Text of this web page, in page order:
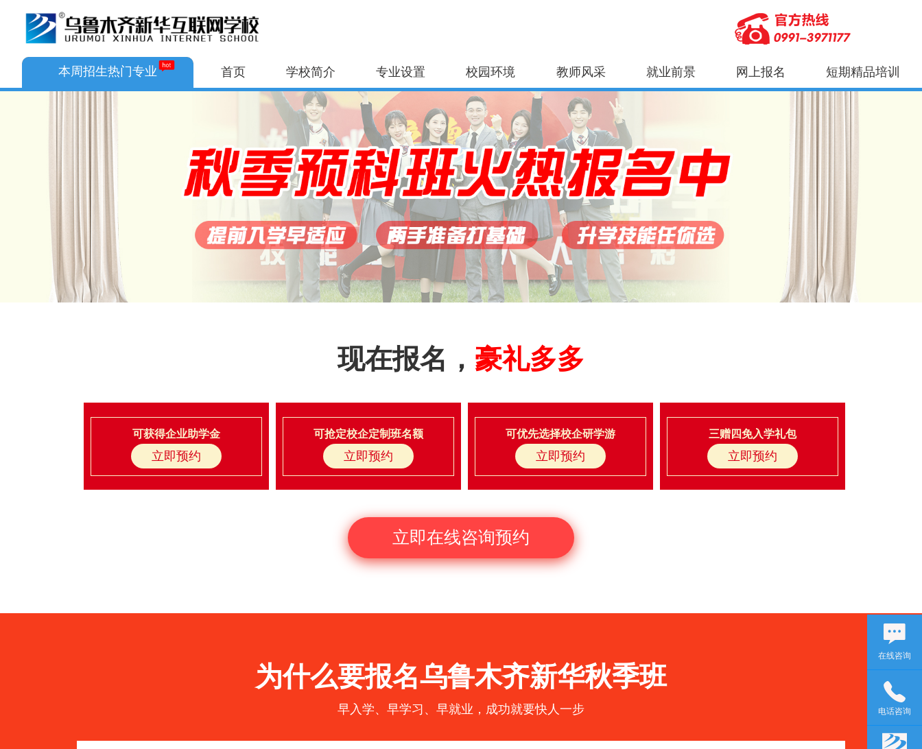
本周招生热门专业
AI数字媒体艺术设计
智慧交通
首页 学校简介 专业设置 校园环境 教师风采 就业前景 网上报名 短期精品培训
现在报名， 豪礼多多
可获得企业助学金
立即预约
可抢定校企定制班名额
立即预约
可优先选择校企研学游
立即预约
三赠四免入学礼包
立即预约
立即在线咨询预约
为什么要报名乌鲁木齐新华秋季班
早入学、早学习、早就业，成功就要快人一步
在线咨询
电话咨询